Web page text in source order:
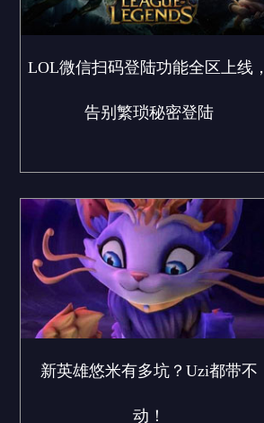
LOL微信扫码登陆功能全区上线，
告别繁琐秘密登陆
新英雄悠米有多坑？Uzi都带不
动！